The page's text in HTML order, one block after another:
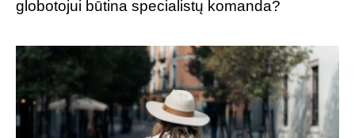
globotojui būtina specialistų komanda?